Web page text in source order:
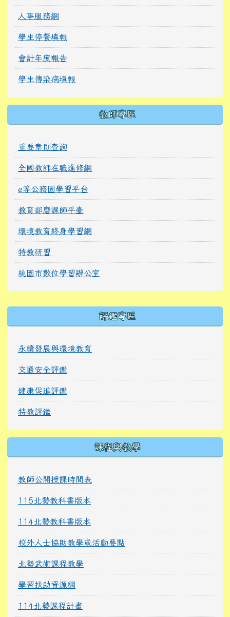
人事服務網
學生停餐填報
會計年度報告
學生傳染病填報
教師專區
重要章則查詢
全國教師在職進修網
e等公務園學習平台
教育部磨課師平臺
環境教育終身學習網
特教研習
桃園市數位學習辦公室
評鑑專區
永續發展與環境教育
交通安全評鑑
健康促進評鑑
特教評鑑
課程與教學
教師公開授課時間表
115北勢教科書版本
114北勢教科書版本
校外人士協助教學或活動要點
北勢武術課程教學
學習扶助資源網
114北勢課程計畫